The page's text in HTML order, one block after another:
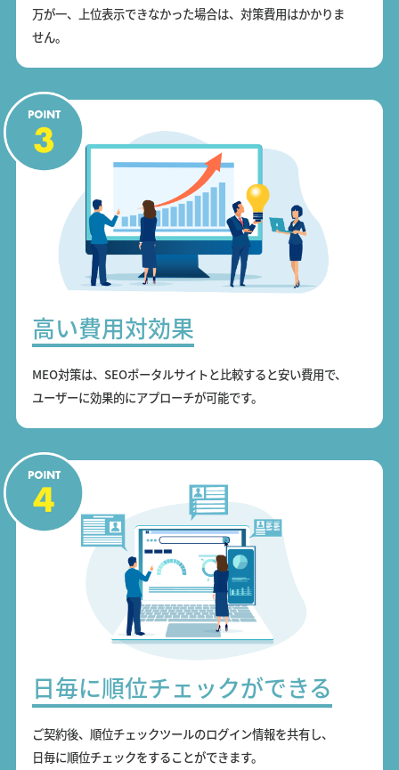
万が一、上位表示できなかった場合は、対策費用はかかりま
せん。
高い費用対効果
MEO対策は、SEOポータルサイトと比較すると安い費用で、
ユーザーに効果的にアプローチが可能です。
日毎に順位チェックができる
ご契約後、順位チェックツールのログイン情報を共有し、
日毎に順位チェックをすることができます。